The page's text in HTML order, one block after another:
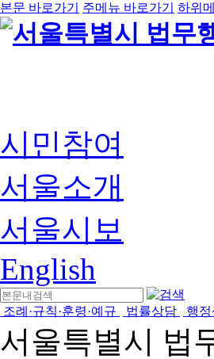
본문 바로가기 주메뉴 바로가기 하위
시민참여
서울소개
서울시보
English
조례·규칙·훈령·예규 법률상담 행
서울특별시 법